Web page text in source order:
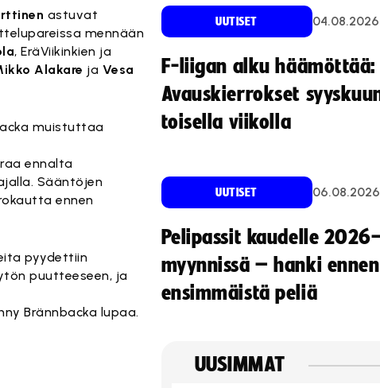
astuvat
mennään
, EräViikinkien ja
Alakare ja Vesa
muistuttaa
ennalta
Sääntöjen
ennen
pyydettiin
puutteeseen, ja
Brännbacka lupaa.
UUTISET 04.08.2026
F-liigan alku häämöttää:
Avauskierrokset
toisella viikolla
UUTISET 06.08.2026
Pelipassit kaudelle
myynnissä – hanki ennen
ensimmäistä peliä
UUSIMMAT